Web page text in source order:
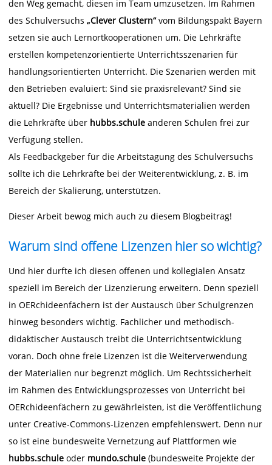
den Weg gemacht, diesen im Team umzusetzen. Im Rahmen
des Schulversuchs„Clever Clustern“vom Bildungspakt Bayern
setzen sie auch Lernortkooperationen um. Die Lehrkräfte
erstellen kompetenzorientierte Unterrichtsszenarien für
handlungsorientierten Unterricht. Die Szenarien werden mit
den Betrieben evaluiert: Sind sie praxisrelevant? Sind sie
aktuell? Die Ergebnisse und Unterrichtsmaterialien werden
die Lehrkräfte über hubbs.schule anderen Schulen frei zur
Verfügung stellen.
Als Feedbackgeber für die Arbeitstagung des Schulversuchs
sollte ich die Lehrkräfte bei der Weiterentwicklung, z. B. im
Bereich der Skalierung, unterstützen.
Dieser Arbeit bewog mich auch zu diesem Blogbeitrag!
Warum sind offene Lizenzen hier so wichtig?
Und hier durfte ich diesen offenen und kollegialen Ansatz
speziell im Bereich der Lizenzierung erweitern. Denn speziell
in OERchideenfächern ist der Austausch über Schulgrenzen
hinweg besonders wichtig. Fachlicher und methodisch-
didaktischer Austausch treibt die Unterrichtsentwicklung
voran. Doch ohne freie Lizenzen ist die Weiterverwendung
der Materialien nur begrenzt möglich. Um Rechtssicherheit
im Rahmen des Entwicklungsprozesses von Unterricht bei
OERchideenfächern zu gewährleisten, ist die Veröffentlichung
unter Creative-Commons-Lizenzen empfehlenswert. Denn nur
so ist eine bundesweite Vernetzung auf Plattformen wie
hubbs.schule oder mundo.schule (bundesweite Projekte der